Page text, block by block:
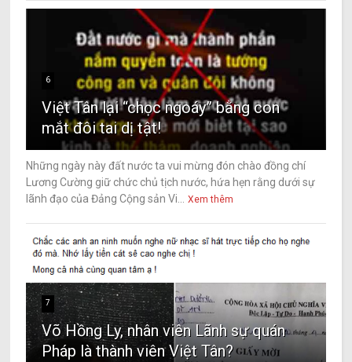
6
Việt Tân lại “chọc ngoáy” bằng con
mắt đôi tai dị tật!
Những ngày này đất nước ta vui mừng đón chào đồng chí
Lương Cường giữ chức chủ tịch nước, hứa hẹn rằng dưới sự
lãnh đạo của Đảng Cộng sản Vi...
Xem thêm
7
Võ Hồng Ly, nhân viên Lãnh sự quán
Pháp là thành viên Việt Tân?